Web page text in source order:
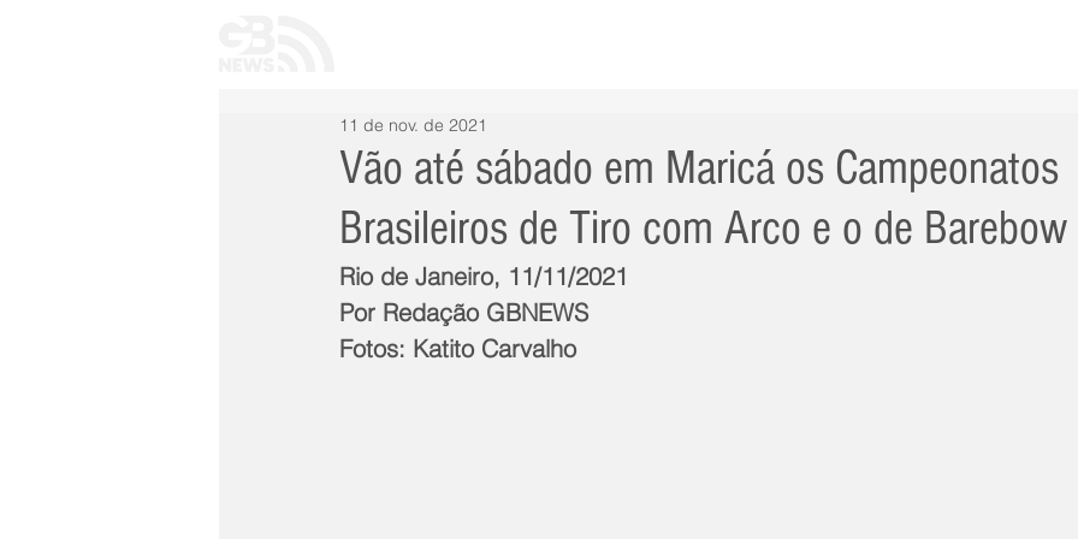
Vão até sábado em Maricá os Campeonatos
Brasileiros de Tiro com Arco e o de Barebow
11 de nov. de 2021
Rio de Janeiro, 11/11/2021
Por Redação GBNEWS
Fotos: Katito Carvalho